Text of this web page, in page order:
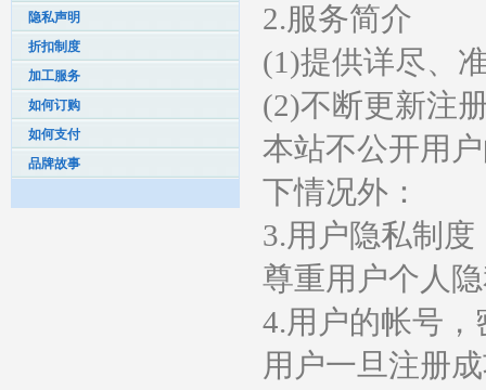
隐私声明
折扣制度
加工服务
如何订购
如何支付
品牌故事
2.服务简介
(1)提供详尽、
(2)不断更新注
本站不公开用
下情况外：
3.用户隐私制度
尊重用户个人
4.用户的帐号
用户一旦注册